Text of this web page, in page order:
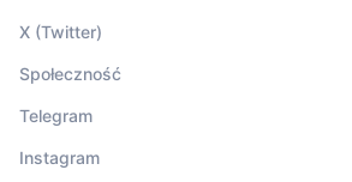
X (Twitter)
Społeczność
Telegram
Instagram